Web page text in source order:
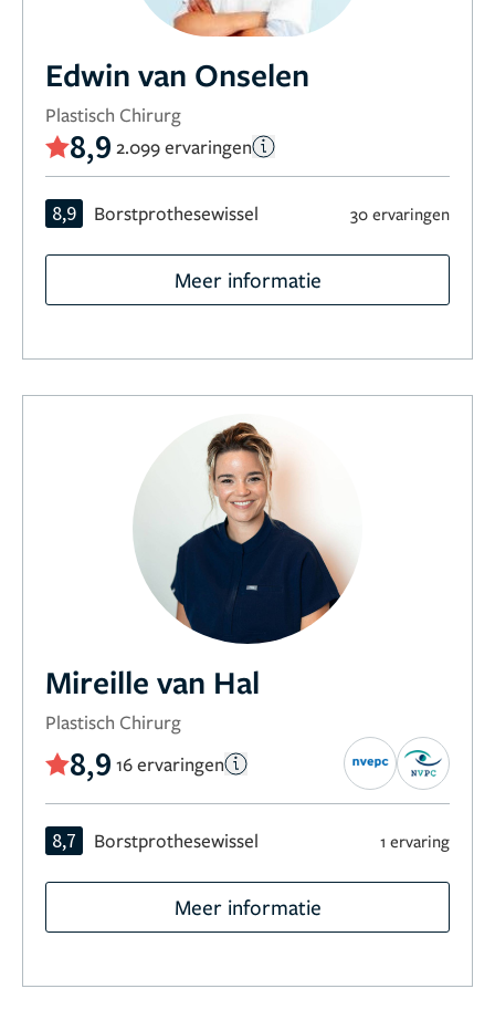
Edwin van Onselen
Plastisch Chirurg
8,9 2.099 ervaringen
8,9 Borstprothesewissel 30 ervaringen
Meer informatie
Mireille van Hal
Plastisch Chirurg
8,9 16 ervaringen
8,7 Borstprothesewissel 1 ervaring
Meer informatie